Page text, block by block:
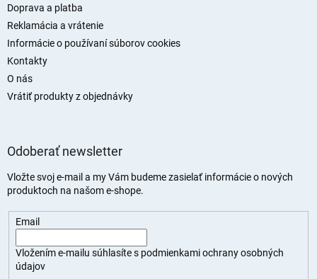
Doprava a platba
Reklamácia a vrátenie
Informácie o používaní súborov cookies
Kontakty
O nás
Vrátiť produkty z objednávky
Odoberať newsletter
Vložte svoj e-mail a my Vám budeme zasielať informácie o nových
produktoch na našom e-shope.
Email
Vložením e-mailu súhlasíte s podmienkami ochrany osobných
údajov